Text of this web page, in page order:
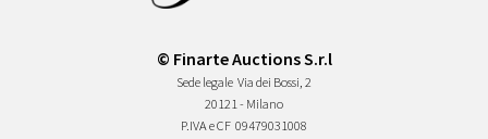
© Finarte Auctions S.r.l
Sede legale Via dei Bossi, 2
20121 - Milano
P.IVA e CF 09479031008